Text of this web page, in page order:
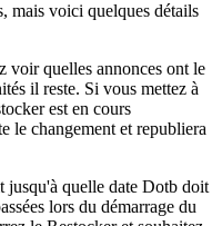
mais voici quelques détails
voir quelles annonces ont le
il reste. Si vous mettez à
est en cours
le changement et republiera
jusqu'à quelle date Dotb doit
lors du démarrage du